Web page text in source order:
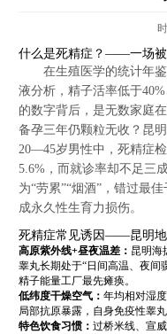
什么是死精症？——一场被
在生殖医学的统计年
液分析，精子活率低于
的数字背后，是无数家庭
备孕三年仍颗粒无收？昆
20—45岁男性中，死精症
5.6%，而就诊率却不足三
为“劳累”“烟酒”，错过最
成永久性生育力损伤。
死精症常见诱因——昆明地
高原紫外线+昼夜温差： 昆明海
睾丸长期处于“日间高温、夜间
精子能量工厂最先瘫痪。
低纬度干燥空气： 年均相对湿
局部抗原暴露，自身免疫性睾
特色饮食习惯： 过桥米线、宣